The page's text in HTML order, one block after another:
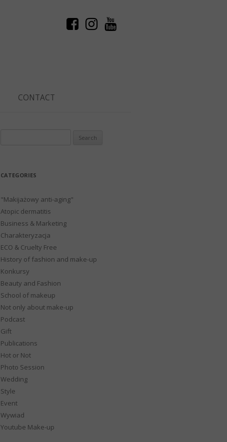
CONTACT
CATEGORIES
"Makijażowy anti-aging"
Atopic dermatitis
Business & Marketing
Charakteryzacja
ECO & Cruelty Free
History of fashion and make-up
Konkursy
Beauty and Fashion
School of makeup
Not only about make-up
Podcast
Gift
Publications
Hot or Not
Photo Session
Wedding
Style
Event
Wywiad
Youtube Make-up